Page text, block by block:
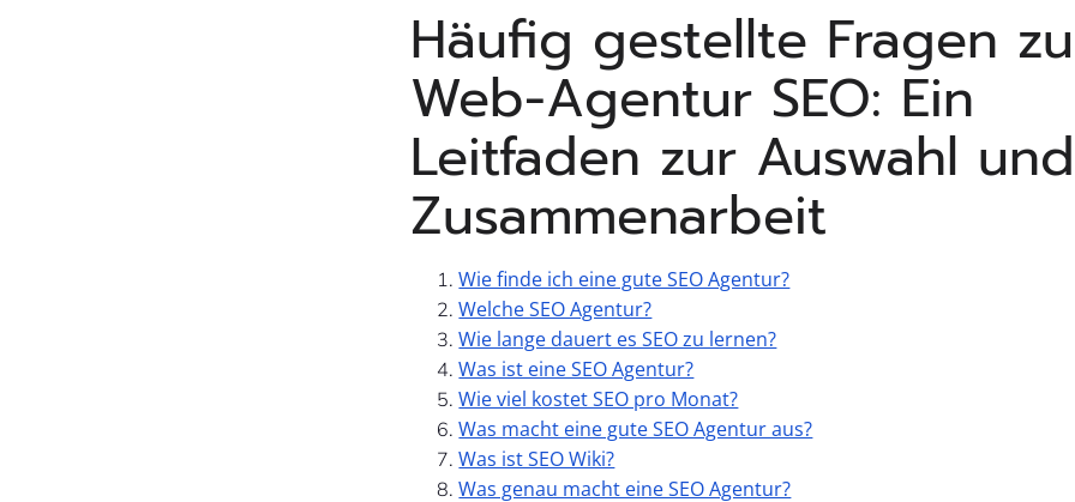
Häufig gestellte Fragen
Web-Agentur SEO: Ein
Leitfaden zur Auswahl und
Zusammenarbeit
Wie finde ich eine gute SEO Agentur?
Welche SEO Agentur?
Wie lange dauert es SEO zu lernen?
Was ist eine SEO Agentur?
Wie viel kostet SEO pro Monat?
Was macht eine gute SEO Agentur aus?
Was ist SEO Wiki?
Was genau macht eine SEO Agentur?